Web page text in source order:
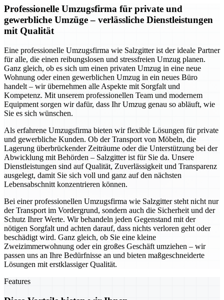
Professionelle Umzugsfirma für private und
gewerbliche Umzüge – verlässliche Dienstleistungen
mit Qualität
Eine professionelle Umzugsfirma wie Salzgitter ist der ideale Partner
für alle, die einen reibungslosen und stressfreien Umzug planen.
Ganz gleich, ob es sich um einen privaten Umzug in eine neue
Wohnung oder einen gewerblichen Umzug in ein neues Büro
handelt – wir übernehmen alle Aspekte mit Sorgfalt und
Kompetenz. Mit unserem professionellen Team und modernem
Equipment sorgen wir dafür, dass Ihr Umzug genau so abläuft, wie
Sie es sich wünschen.
Als erfahrene Umzugsfirma bieten wir flexible Lösungen für private
und gewerbliche Kunden. Ob der Transport von Möbeln, die
Lagerung überbrückender Zeiträume oder die Unterstützung bei der
Abwicklung mit Behörden – Salzgitter ist für Sie da. Unsere
Dienstleistungen sind auf Qualität, Zuverlässigkeit und Transparenz
ausgelegt, damit Sie sich voll und ganz auf den nächsten
Lebensabschnitt konzentrieren können.
Bei einer professionellen Umzugsfirma wie Salzgitter steht nicht nur
der Transport im Vordergrund, sondern auch die Sicherheit und der
Schutz Ihrer Werte. Wir behandeln jeden Gegenstand mit der
nötigen Sorgfalt und achten darauf, dass nichts verloren geht oder
beschädigt wird. Ganz gleich, ob Sie eine kleine
Zweizimmerwohnung oder ein großes Geschäft umziehen – wir
passen uns an Ihre Bedürfnisse an und bieten maßgeschneiderte
Lösungen mit erstklassiger Qualität.
Features